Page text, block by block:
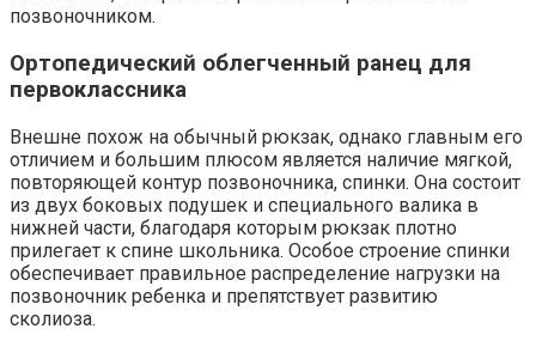
позвоночником.
Ортопедический облегченный ранец для
первоклассника
Внешне похож на обычный рюкзак, однако главным его
отличием и большим плюсом является наличие мягкой,
повторяющей контур позвоночника, спинки. Она состоит
из двух боковых подушек и специального валика в
нижней части, благодаря которым рюкзак плотно
прилегает к спине школьника. Особое строение спинки
обеспечивает правильное распределение нагрузки на
позвоночник ребенка и препятствует развитию
сколиоза.